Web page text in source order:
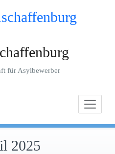
für Asylbewerber
2025